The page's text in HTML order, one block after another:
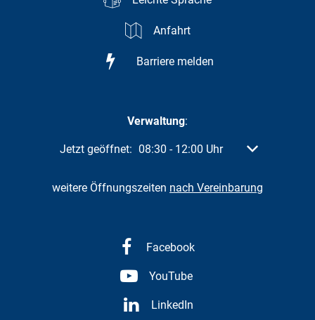
Anfahrt
Barriere melden
Verwaltung:
Klicken, um weitere Öffnungs- oder Schließzeiten
Jetzt geöffnet: 08:30 - 12:00 Uhr Von 08:30 bis
weitere Öffnungszeiten nach Vereinbarung
Facebook
YouTube
LinkedIn